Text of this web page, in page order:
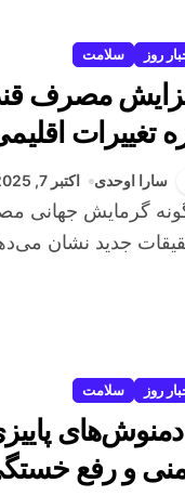
روز سلامت
مصرف قند
تغییرات
سارا اوحدی اکتبر 7, 2025
جدید نشان
روز سلامت
۷ دمنوش‌های
و رفع